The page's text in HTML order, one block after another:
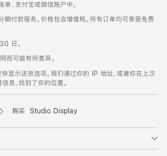
、支付宝或微信账户中。
期付款服务。价格包含增值税。所有订单均可享受免费
日。
而可能有所差异。
显示送货选项。我们通过你的 IP 地址，或者你在上次
息，找到了你的位置。
购买 Studio Display